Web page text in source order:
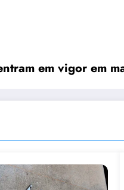
em vigor em